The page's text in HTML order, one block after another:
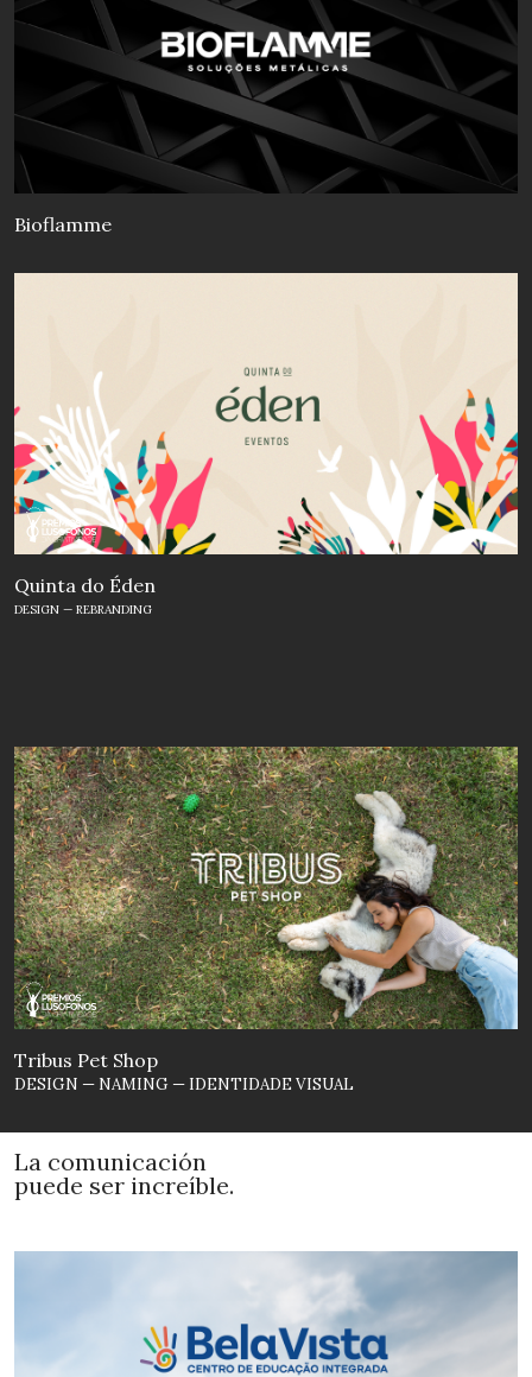
Bioflamme
Quinta do Éden
DESIGN — REBRANDING
Tribus Pet Shop
DESIGN — NAMING — IDENTIDADE VISUAL
La comunicación
puede ser increíble.